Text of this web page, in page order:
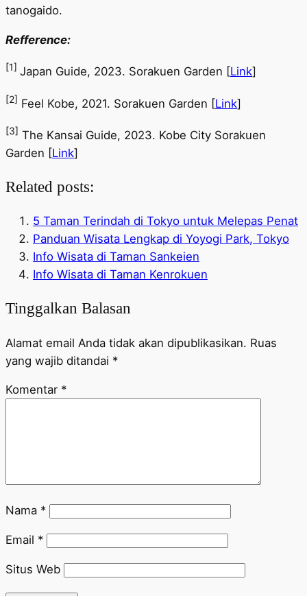
tanogaido.
Refference:
[1] Japan Guide, 2023. Sorakuen Garden [Link]
[2] Feel Kobe, 2021. Sorakuen Garden [Link]
[3] The Kansai Guide, 2023. Kobe City Sorakuen
Garden [Link]
Related posts:
5 Taman Terindah di Tokyo untuk Melepas Penat
Panduan Wisata Lengkap di Yoyogi Park, Tokyo
Info Wisata di Taman Sankeien
Info Wisata di Taman Kenrokuen
Tinggalkan Balasan
Alamat email Anda tidak akan dipublikasikan. Ruas
yang wajib ditandai *
Komentar *
Nama *
Email *
Situs Web